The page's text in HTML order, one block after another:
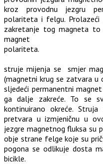
kroz provodnu jezgru
polariteta i felgu.
zakretanje tog magneta
magnet
struje mijenja se smjer
(magnetni krug se zatvara
sljedeći permanentni
ga dalje zakreće. To se
kontinuirano okreće.
pretvara u izmjeničnu u
jezgre magnetnog fluksa su
obje strane felge koje su
pogona se odlikuje dosta
bicikle.